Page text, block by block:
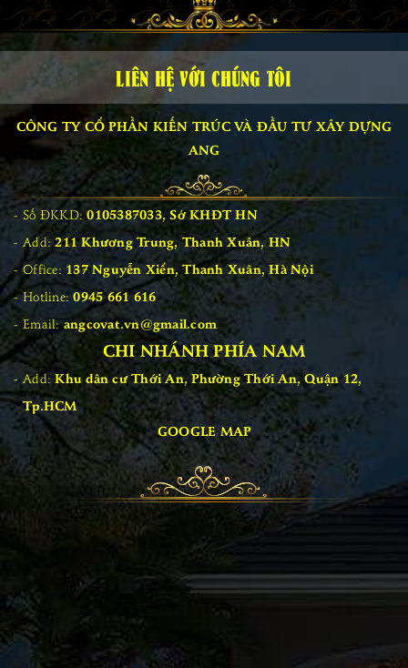
LIÊN HỆ VỚI CHÚNG TÔI
CÔNG TY CỔ PHẦN KIẾN TRÚC VÀ ĐẦU TƯ XÂY DỰNG
ANG
Số ĐKKD:0105387033, Sở KHĐT HN
Add: 211 Khương Trung, Thanh Xuân, HN
Office:137 Nguyễn Xiển, Thanh Xuân, Hà Nội
Hotline:0945 661 616
Email:angcovat.vn@gmail.com
CHI NHÁNH PHÍA NAM
Add:Khu dân cư Thới An, Phường Thới An, Quận 12,
Tp.HCM
GOOGLE MAP